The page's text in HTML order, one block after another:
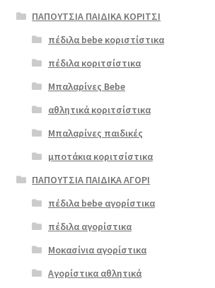
ΠΑΠΟΥΤΣΙΑ ΠΑΙΔΙΚΑ ΚΟΡΙΤΣΙ
πέδιλα bebe κοριστίστικα
πέδιλα κοριτσίστικα
Μπαλαρίνες Bebe
αθλητικά κοριτσίστικα
Μπαλαρίνες παιδικές
μποτάκια κοριτσίστικα
ΠΑΠΟΥΤΣΙΑ ΠΑΙΔΙΚΑ ΑΓΟΡΙ
πέδιλα bebe αγορίστικα
πέδιλα αγορίστικα
Μοκασίνια αγορίστικα
Αγορίστικα αθλητικά